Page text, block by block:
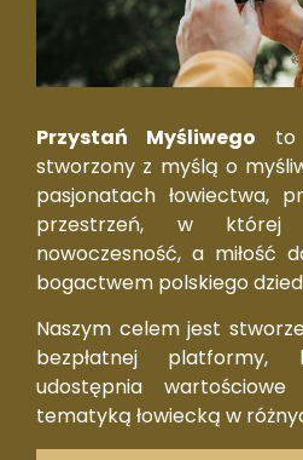
Przystań Myśliwego to
stworzony z myślą o
pasjonatach łowiectwa,
przestrzeń, w której
nowoczesność, a miłość
bogactwem polskiego
Naszym celem jest
bezpłatnej
udostępnia
tematyką łowiecką w